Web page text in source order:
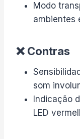
Modo
ambientes
❌ Contras
som
Indicação
LED